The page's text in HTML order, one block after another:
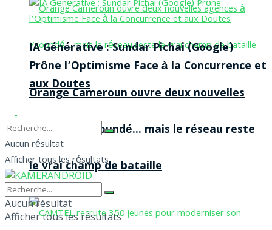
Orange Cameroun ouvre deux nouvelles
agences à Yaoundé… mais le réseau reste
le vrai champ de bataille
IA Générative : Sundar Pichai (Google)
Prône l’Optimisme Face à la Concurrence et
aux Doutes
Aucun résultat
Afficher tous les résultats
Aucun résultat
Afficher tous les résultats